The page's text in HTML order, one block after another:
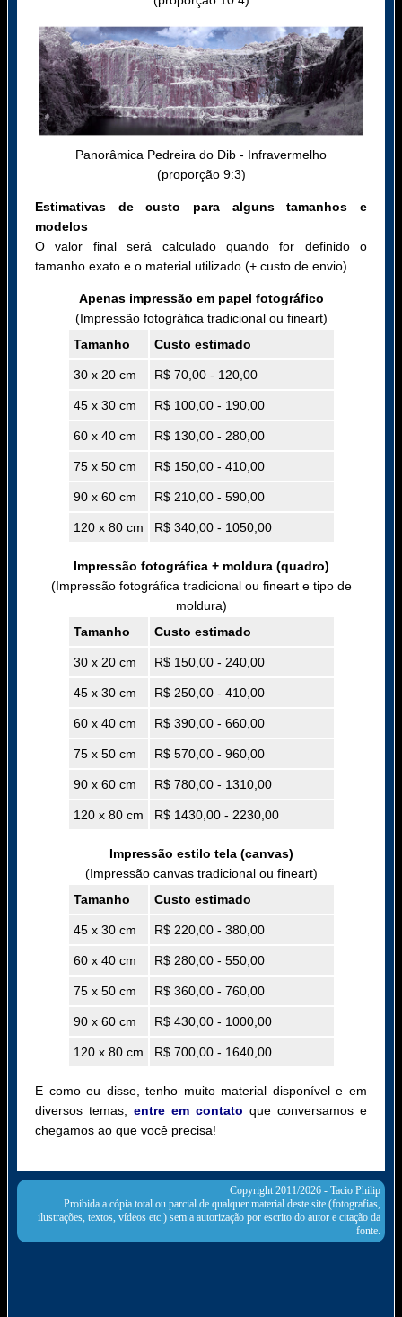
Panorâmica Pedreira do Dib - Infravermelho
(proporção 9:3)
Estimativas de custo para alguns tamanhos e
modelos
O valor final será calculado quando for definido o
tamanho exato e o material utilizado (+ custo de envio).
Apenas impressão em papel fotográfico
(Impressão fotográfica tradicional ou fineart)
Tamanho
Custo estimado
30 x 20 cm R$ 70,00 - 120,00
45 x 30 cm R$ 100,00 - 190,00
60 x 40 cm R$ 130,00 - 280,00
75 x 50 cm R$ 150,00 - 410,00
90 x 60 cm R$ 210,00 - 590,00
120 x 80 cm R$ 340,00 - 1050,00
Impressão fotográfica + moldura (quadro)
(Impressão fotográfica tradicional ou fineart e tipo de
moldura)
Tamanho
Custo estimado
30 x 20 cm R$ 150,00 - 240,00
45 x 30 cm R$ 250,00 - 410,00
60 x 40 cm R$ 390,00 - 660,00
75 x 50 cm R$ 570,00 - 960,00
90 x 60 cm R$ 780,00 - 1310,00
120 x 80 cm R$ 1430,00 - 2230,00
Impressão estilo tela (canvas)
(Impressão canvas tradicional ou fineart)
Tamanho
Custo estimado
45 x 30 cm R$ 220,00 - 380,00
60 x 40 cm R$ 280,00 - 550,00
75 x 50 cm R$ 360,00 - 760,00
90 x 60 cm R$ 430,00 - 1000,00
120 x 80 cm R$ 700,00 - 1640,00
E como eu disse, tenho muito material disponível e em
diversos temas, entre em contato que conversamos e
chegamos ao que você precisa!
Copyright 2011/2026 - Tacio Philip
Proibida a cópia total ou parcial de qualquer material deste site (fotografias,
ilustrações, textos, vídeos etc.) sem a autorização por escrito do autor e citação da
fonte.